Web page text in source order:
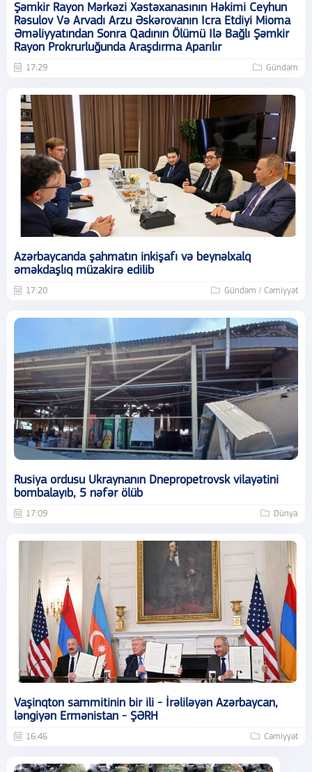
Şəmkir Rayon Mərkəzi Xəstəxanasının Həkimi Ceyhun
Rəsulov Və Arvadı Arzu Əskərovanın Icra Etdiyi Mioma
Əməliyyatından Sonra Qadının Ölümü Ilə Bağlı Şəmkir
Rayon Prokrurluğunda Araşdırma Aparılır
17:29 Gündəm
Azərbaycanda şahmatın inkişafı və beynəlxalq
əməkdaşlıq müzakirə edilib
17:20 Gündəm / Cəmiyyət
Rusiya ordusu Ukraynanın Dnepropetrovsk vilayətini
bombalayıb, 5 nəfər ölüb
17:09 Dünya
Vaşinqton sammitinin bir ili - İrəliləyən Azərbaycan,
ləngiyən Ermənistan - ŞƏRH
16:46 Cəmiyyət